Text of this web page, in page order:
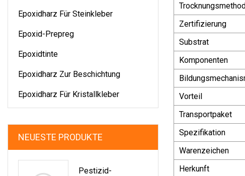
Epoxidharz Für Steinkleber
Epoxid-Prepreg
Epoxidtinte
Epoxidharz Zur Beschichtung
Epoxidharz Für Kristallkleber
NEUESTE PRODUKTE
Pestizid-
Zertifizierung
Substrat
Komponenten
Vorteil
Transportpaket
Spezifikation
Warenzeichen
Herkunft